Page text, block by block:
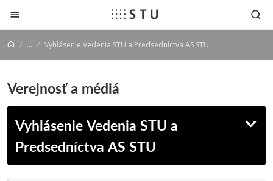
Prejsť na obsah
... Vyhlásenie Vedenia STU a Predsedníctva AS STU
Verejnosť a médiá
Vyhlásenie Vedenia STU a
Predsedníctva AS STU